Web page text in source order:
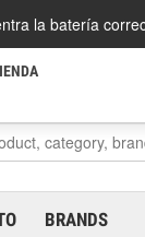
la batería
BRANDS